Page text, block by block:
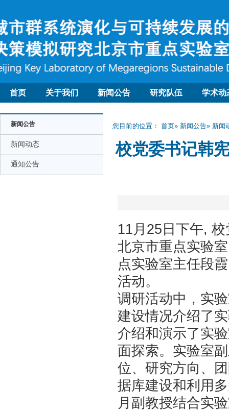
首页 关于我们 新闻公告 研究队伍 学术动
新闻公告
新闻动态
通知公告
您目前的位置： 首页» 新闻公告» 新闻
校党委书记韩
11月 25 日下午, 校
北京市重点实验
点实验室主任段
活动。
调研活动中，实
建设情况介绍了
介绍和演示了实
面探索。实验室
位、研究方向、
据库建设和利用
月副教授结合实